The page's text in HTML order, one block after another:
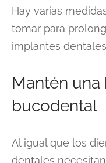
Hay varias
tomar para
implantes
Mantén
bucodental
Al igual que los
dentales